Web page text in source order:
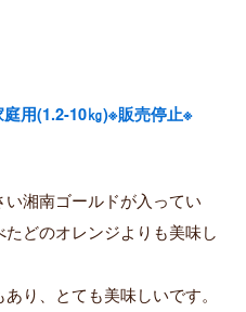
用(1.2-10㎏)※販売停止※
湘南ゴールドが入ってい
どのオレンジよりも美味し
り、とても美味しいです。